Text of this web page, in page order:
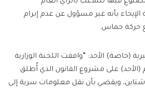
فيها للتلاعب بالرأي العام
الإيحاء بأنه غير مسؤول عن عدم إبرام
حركة حماس.
“13” العبرية (خاصة) الأحد: “وافقت اللجنة الوزارية
(الأحد) على مشروع القانون الذي أُطلق
ويقضي بأن نقل معلومات سرية إلى